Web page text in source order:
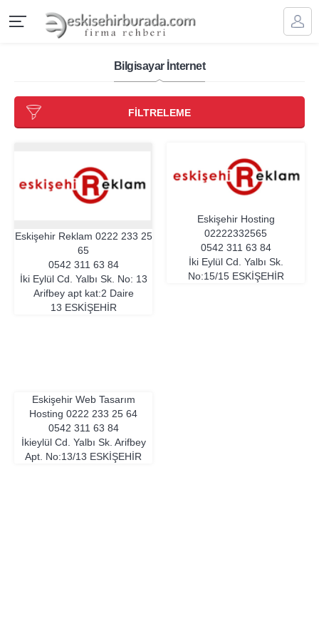
Bilgisayar İnternet
FİLTRELEME
Eskişehir Reklam 0222 233 25
65
0542 311 63 84
İki Eylül Cd. Yalbı Sk. No: 13
Arifbey apt kat:2 Daire
13 ESKIŞEHIR
Eskişehir Hosting
02222332565
0542 311 63 84
İki Eylül Cd. Yalbı Sk.
No:15/15 ESKIŞEHIR
Eskişehir Web Tasarım
Hosting 0222 233 25 64
0542 311 63 84
İkieylül Cd. Yalbı Sk. Arifbey
Apt. No:13/13 ESKIŞEHIR